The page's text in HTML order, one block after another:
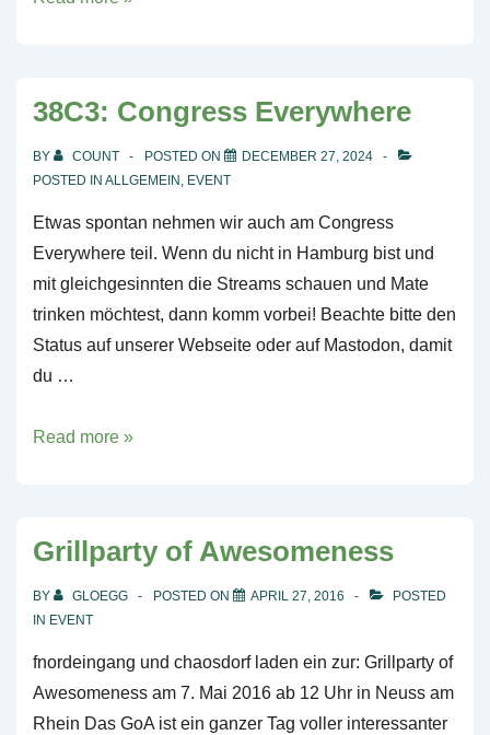
38C3: Congress Everywhere
BY COUNT POSTED ON
DECEMBER 27, 2024
POSTED IN ALLGEMEIN , EVENT
Etwas spontan nehmen wir auch am Congress
Everywhere teil. Wenn du nicht in Hamburg bist und
mit gleichgesinnten die Streams schauen und Mate
trinken möchtest, dann komm vorbei! Beachte bitte den
Status auf unserer Webseite oder auf Mastodon, damit
du …
38C3:
Read more »
Grillparty of Awesomeness
BY GLOEGG POSTED ON APRIL 27, 2016
POSTED
IN EVENT
fnordeingang und chaosdorf laden ein zur: Grillparty of
Awesomeness am 7. Mai 2016 ab 12 Uhr in Neuss am
Rhein Das GoA ist ein ganzer Tag voller interessanter